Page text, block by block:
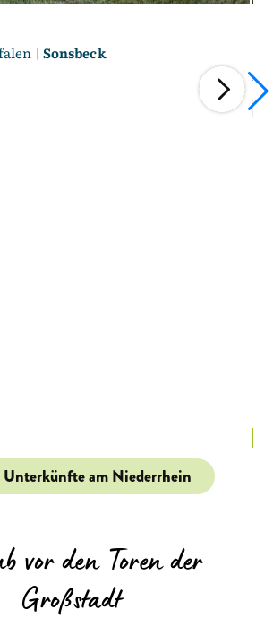
| Sonsbeck
5,0
am Niederrhein
vor den Toren der
Großstadt